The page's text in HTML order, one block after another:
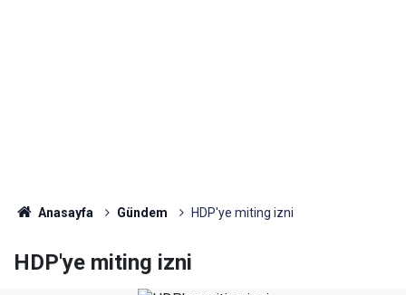
Anasayfa Gündem HDP'ye miting izni
HDP'ye miting izni